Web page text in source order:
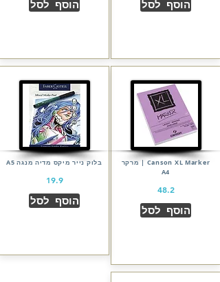
הוסף לסל
Canson XL Marker | מרקר
A4
48.2
הוסף לסל
הוסף לסל
בלוק נייר מיקס מדיה מנגה A5
19.9
הוסף לסל